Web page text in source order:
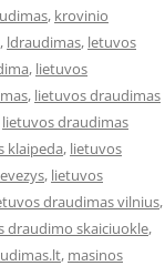
, krovinio
, ldraudimas, letuvos
, lietuvos
, lietuvos draudimas
lietuvos draudimas
klaipeda, lietuvos
, lietuvos
draudimas vilnius,
draudimo skaiciuokle,
, masinos